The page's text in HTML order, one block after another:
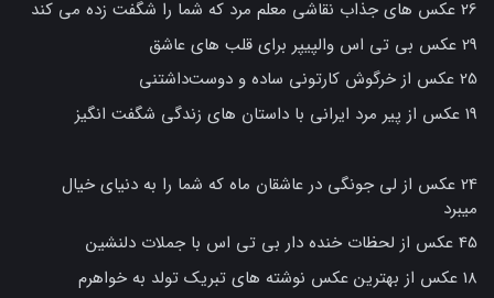
26 عکس های جذاب نقاشی معلم مرد که شما را شگفت زده می کند
29 عکس بی تی اس والپیپر برای قلب های عاشق
25 عکس از خرگوش کارتونی ساده و دوست‌داشتنی
19 عکس از پیر مرد ایرانی با داستان های زندگی شگفت انگیز
24 عکس از لی جونگی در عاشقان ماه که شما را به دنیای خیال
میبرد
45 عکس از لحظات خنده دار بی تی اس با جملات دلنشین
18 عکس از بهترین عکس نوشته های تبریک تولد به خواهرم